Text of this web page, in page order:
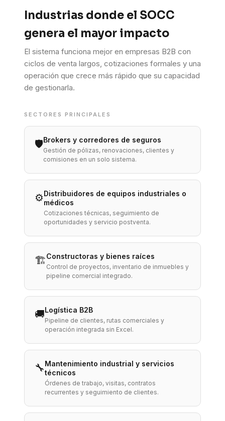
Industrias donde el SOCC
genera el mayor impacto
El sistema funciona mejor en empresas B2B con
ciclos de venta largos, cotizaciones formales y una
operación que crece más rápido que su capacidad
de gestionarla.
SECTORES PRINCIPALES
🛡️Brokers y corredores de seguros
Gestión de pólizas, renovaciones, clientes y
comisiones en un solo sistema.
⚙️Distribuidores de equipos industriales o
médicos
Cotizaciones técnicas, seguimiento de
oportunidades y servicio postventa.
🏗️Constructoras y bienes raíces
Control de proyectos, inventario de inmuebles y
pipeline comercial integrado.
🚚Logística B2B
Pipeline de clientes, rutas comerciales y
operación integrada sin Excel.
🔧Mantenimiento industrial y servicios
técnicos
Órdenes de trabajo, visitas, contratos
recurrentes y seguimiento de clientes.